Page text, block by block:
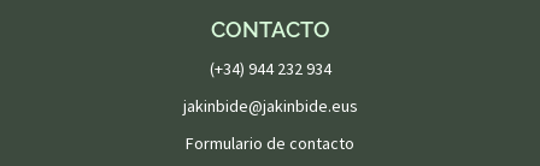
CONTACTO
(+34) 944 232 934
jakinbide@jakinbide.eus
Formulario de contacto